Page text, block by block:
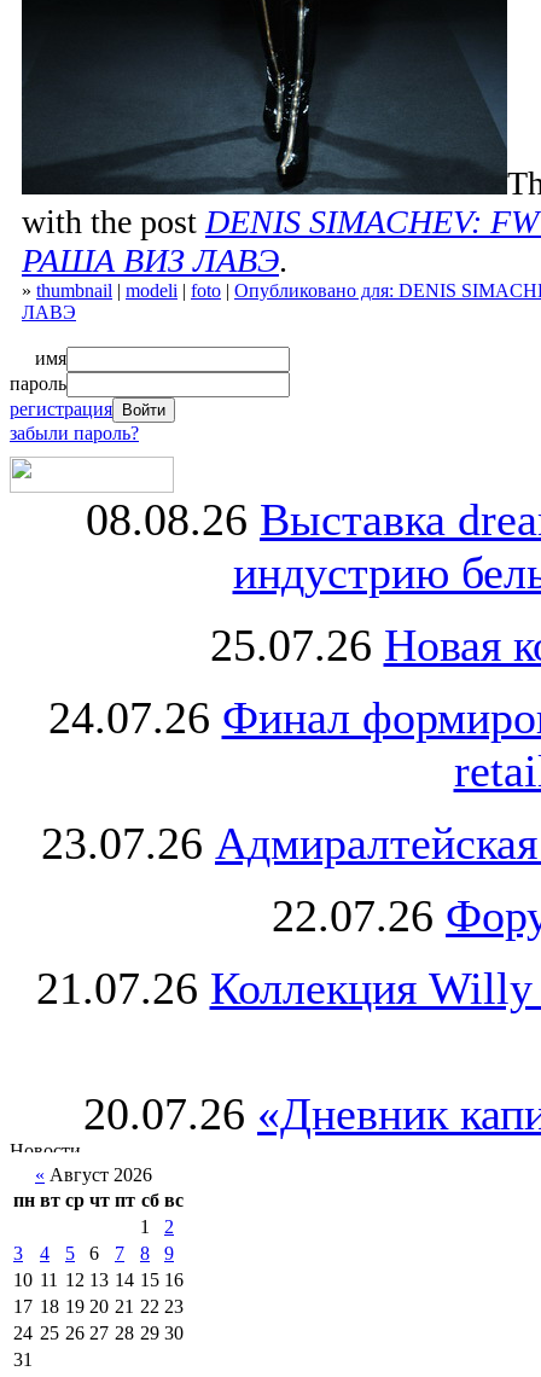
with the postDENIS SIMACHEV:
РАША ВИЗ ЛАВЭ.
» thumbnail | modeli | foto | Опубликовано для: DENIS
ЛАВЭ
имя
пароль
регистрация
забыли пароль?
08.08.26 Выставка
индустрию
25.07.26 Новая
24.07.26 Финал
23.07.26
22.07.26
21.07.26 Коллекция Willy
20.07.26 «Дневник
« Август 2026
пн вт ср чт пт сб вс
1
2
3
4 5 6 7 8
9
10 11 12 13 14 15 16
17 18 19 20 21 22 23
24 25 26 27 28 29 30
31